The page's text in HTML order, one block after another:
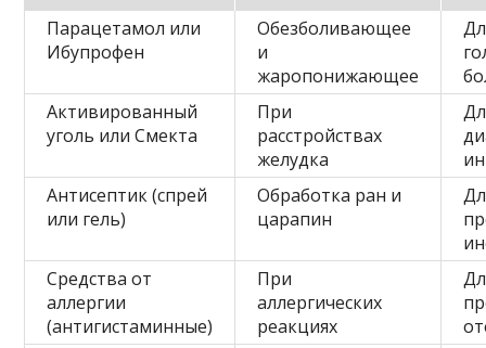
Парацетамол или
Ибупрофен
Обезболивающее
и
жаропонижающее
Активированный
уголь или Смекта
При
расстройствах
желудка
Антисептик (спрей
или гель)
Обработка ран и
царапин
Средства от
аллергии
(антигистаминные)
При
аллергических
реакциях